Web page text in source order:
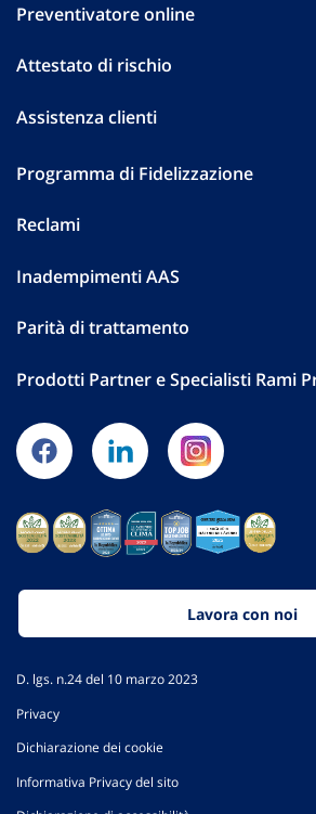
Preventivatore online
Attestato di rischio
Assistenza clienti
Programma di Fidelizzazione
Reclami
Inadempimenti AAS
Parità di trattamento
Prodotti Partner e Specialisti Rami
Lavora con noi
D. lgs. n.24 del 10 marzo 2023
Privacy
Dichiarazione dei cookie
Informativa Privacy del sito